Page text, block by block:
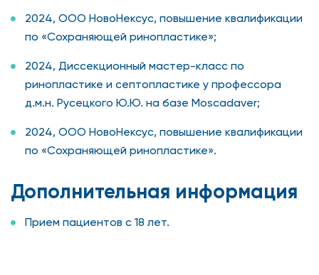
2024, ООО НовоНексус, повышение квалификации
по «Сохраняющей ринопластике»;
2024, Диссекционный мастер-класс по
ринопластике и септопластике у профессора
д.м.н. Русецкого Ю.Ю. на базе Moscadaver;
2024, ООО НовоНексус, повышение квалификации
по «Сохраняющей ринопластике».
Дополнительная информация
Прием пациентов с 18 лет.